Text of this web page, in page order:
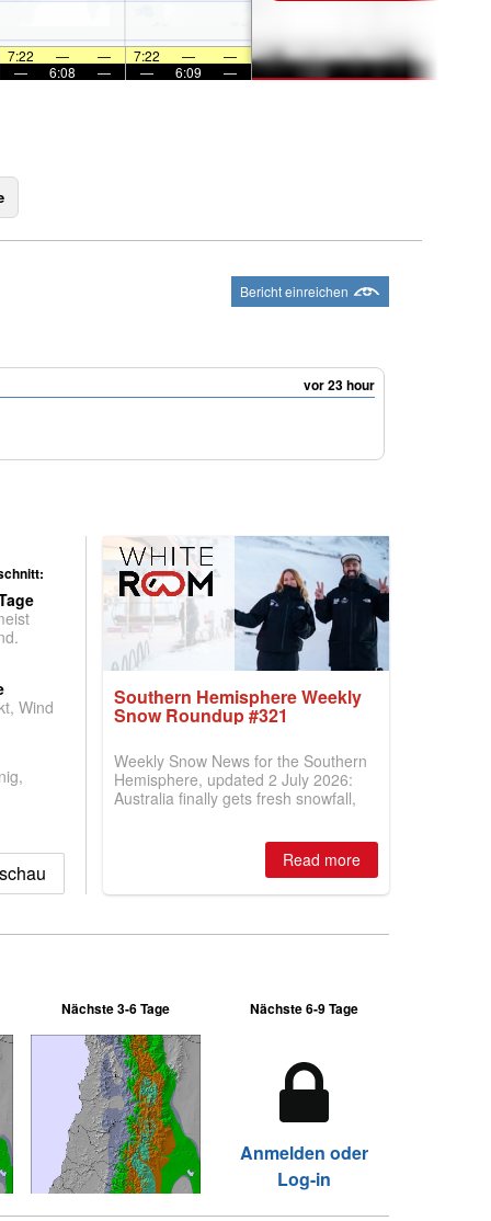
7:22 — — 7:22 —
—
— 6:08 — — 6:09 —
Bericht einreichen
vor 23 hour
Wind
Southern Hemisphere Weekly
Snow Roundup #321
Weekly Snow News for the Southern
Hemisphere, updated 2 July 2026:
Australia finally gets fresh snowfall,
Andes open but with very limited
terrain skiable here too so far.
Read more
Nächste 3-6 Tage Nächste 6-9 Tage
Anmelden oder
Log-in